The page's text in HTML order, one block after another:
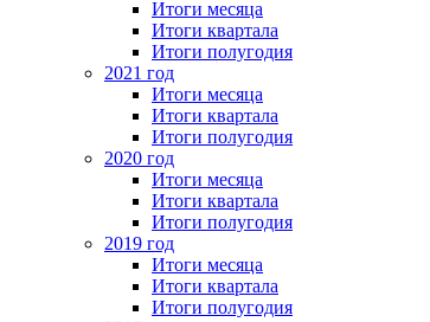
Итоги месяца
Итоги квартала
Итоги полугодия
2021 год
Итоги месяца
Итоги квартала
Итоги полугодия
2020 год
Итоги месяца
Итоги квартала
Итоги полугодия
2019 год
Итоги месяца
Итоги квартала
Итоги полугодия